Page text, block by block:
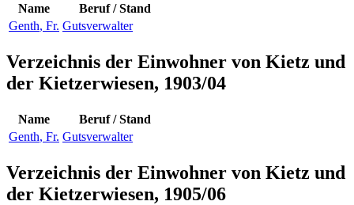
Name
Beruf / Stand
Genth, Fr. Gutsverwalter
Verzeichnis der Einwohner von Kietz und
der Kietzerwiesen, 1903/04
Name
Beruf / Stand
Genth, Fr. Gutsverwalter
Verzeichnis der Einwohner von Kietz und
der Kietzerwiesen, 1905/06